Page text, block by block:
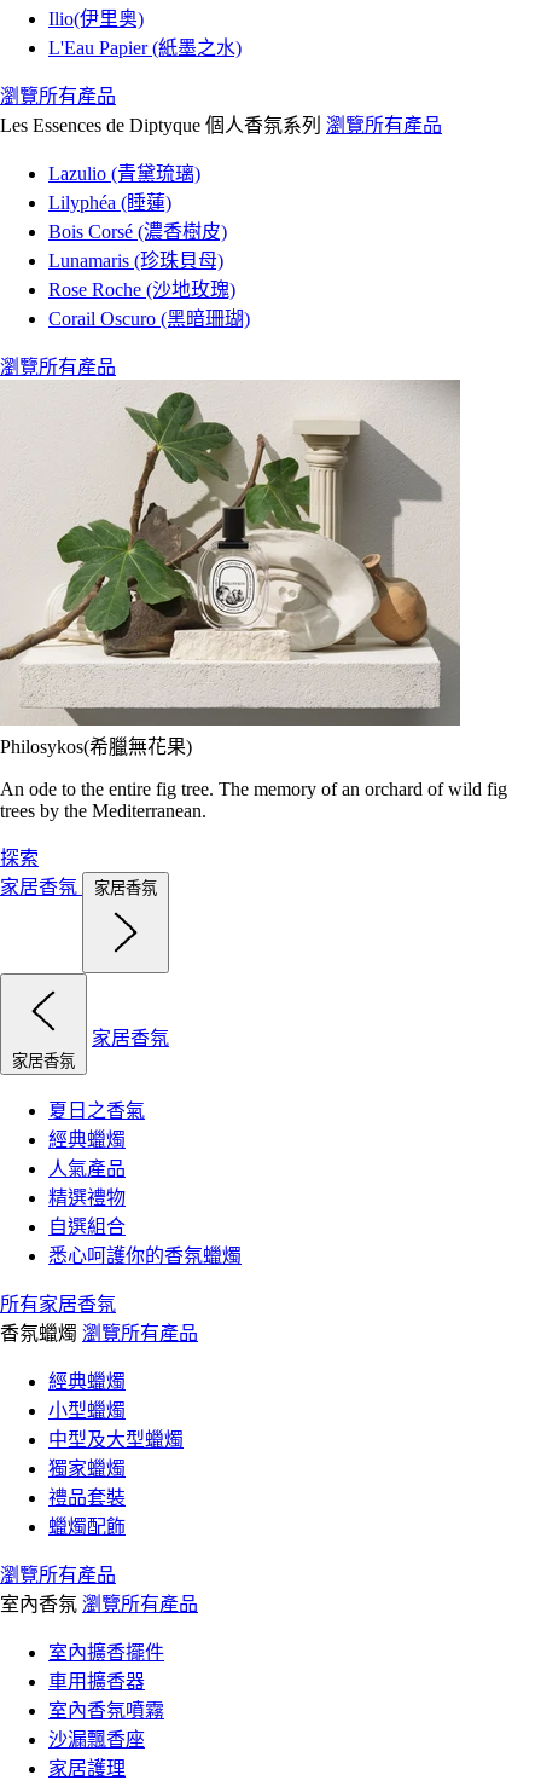
Ilio(伊里奥)
L'Eau Papier (紙墨之水)
瀏覽所有產品
Les Essences de Diptyque 個人香氛系列 瀏覽所有產品
Lazulio (青黛琉璃)
Lilyphéa (睡蓮)
Bois Corsé (濃香樹皮)
Lunamaris (珍珠貝母)
Rose Roche (沙地玫瑰)
Corail Oscuro (黑暗珊瑚)
瀏覽所有產品
Philosykos(希臘無花果)
An ode to the entire fig tree. The memory of an orchard of wild fig
trees by the Mediterranean.
探索
家居香氛
家居香氛
家居香氛
家居香氛
夏日之香氣
經典蠟燭
人氣產品
精選禮物
自選組合
悉心呵護你的香氛蠟燭
所有家居香氛
香氛蠟燭 瀏覽所有產品
經典蠟燭
小型蠟燭
中型及大型蠟燭
獨家蠟燭
禮品套裝
蠟燭配飾
瀏覽所有產品
室內香氛 瀏覽所有產品
室內擴香擺件
車用擴香器
室內香氛噴霧
沙漏飄香座
家居護理